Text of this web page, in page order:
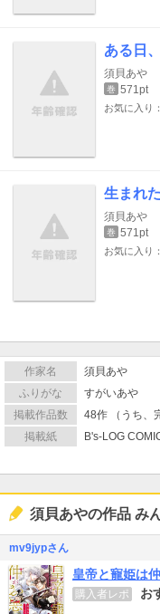
ある日
須貝あや
巻 571pt
お気に入り
生まれ
須貝あや
巻 571pt
お気に入り
作家名
須貝あや
ふりがな
すがいあや
掲載作品数
48作 （うち、
掲載紙
B's-LOG
須貝あやの作品 み
mv9jypさん
皇帝と寵姫は
購入者レポ お